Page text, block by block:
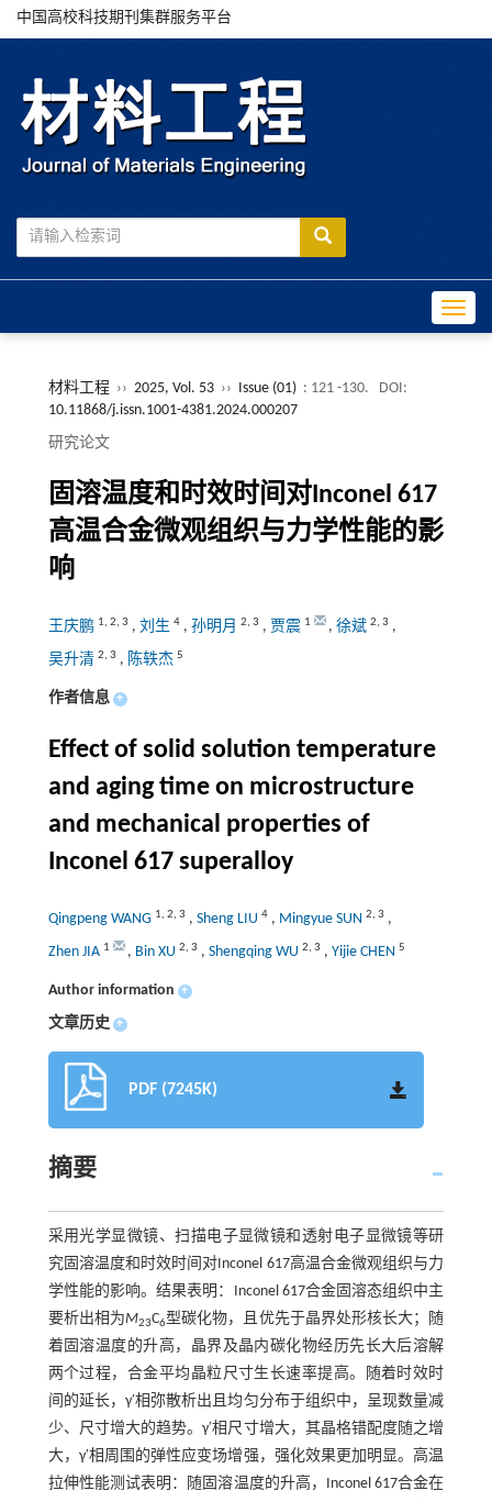
中国高校科技期刊集群服务平台
材料工程 ›› 2025, Vol. 53 ›› Issue (01) : 121 -130.
DOI:
10.11868/j.issn.1001-4381.2024.000207
研究论文
固溶温度和时效时间对Inconel 617
高温合金微观组织与力学性能的影
响
王庆鹏 1, 2, 3 , 刘生 4, 孙明月 2, 3 , 贾震 1 , 徐斌 2, 3 ,
吴升清 2, 3 , 陈轶杰 5
作者信息 +
Effect of solid solution temperature
and aging time on microstructure
and mechanical properties of
Inconel 617 superalloy
Qingpeng WANG 1, 2, 3 , Sheng LIU 4, Mingyue SUN 2, 3 ,
Zhen JIA 1 , Bin XU 2, 3 , Shengqing WU 2, 3 , Yijie CHEN 5
Author information +
文章历史 +
PDF (7245K)
摘要
采用光学显微镜、扫描电子显微镜和透射电子显微镜等研
究固溶温度和时效时间对Inconel 617高温合金微观组织与力
学性能的影响。结果表明：Inconel 617合金固溶态组织中主
要析出相为M23C6型碳化物，且优先于晶界处形核长大；随
着固溶温度的升高，晶界及晶内碳化物经历先长大后溶解
两个过程，合金平均晶粒尺寸生长速率提高。随着时效时
间的延长，γ′相弥散析出且均匀分布于组织中，呈现数量减
少、尺寸增大的趋势。γ′相尺寸增大，其晶格错配度随之增
大，γ′相周围的弹性应变场增强，强化效果更加明显。高温
拉伸性能测试表明：随固溶温度的升高，Inconel 617合金在